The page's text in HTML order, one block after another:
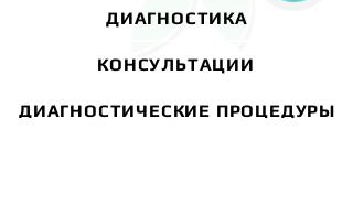
ДИАГНОСТИКА
КОНСУЛЬТАЦИИ
ДИАГНОСТИЧЕСКИЕ ПРОЦЕДУРЫ